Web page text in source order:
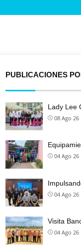
PUBLICACIONES
Lady Lee
08 Ago 26
04 Ago 26
04 Ago 26
Visita
04 Ago 26